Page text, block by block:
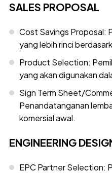
SALES PROPOSAL
Cost Savings Proposal:
yang lebih rinci
Product Selection:
yang akan digunakan
Sign Term Sheet/
Penandatanganan
komersial awal.
ENGINEERING
EPC Partner Selection: